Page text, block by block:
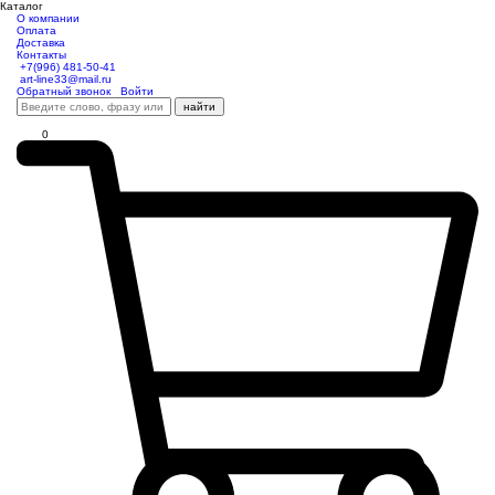
О компании
Оплата
Доставка
Контакты
+7(996) 481-50-41
art-line33@mail.ru
Обратный звонок
Войти
Каталог
найти
0